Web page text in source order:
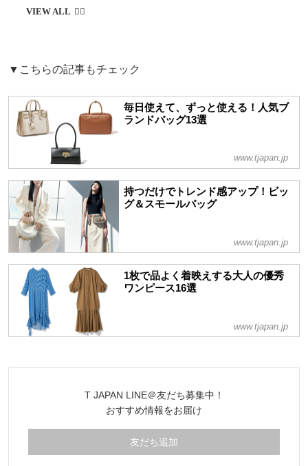
▼こちらの記事もチェック
毎日使えて、ずっと使える！人気ブ
ランドバッグ13選
www.tjapan.jp
持つだけでトレンド感アップ！ビッ
グ＆スモールバッグ
www.tjapan.jp
1枚で品よく着映えする大人の優秀
ワンピース16選
www.tjapan.jp
T JAPAN LINE＠友だち募集中！
おすすめ情報をお届け
友だち追加